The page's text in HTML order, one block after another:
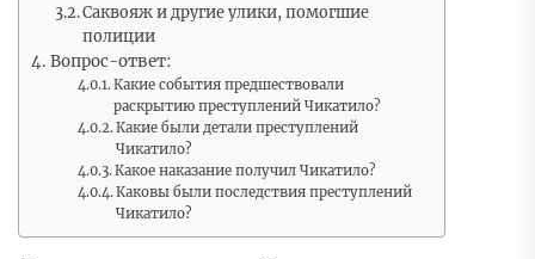
Саквояж и другие улики, помогшие
полиции
Вопрос-ответ:
Какие события предшествовали
раскрытию преступлений Чикатило?
Какие были детали преступлений
Чикатило?
Какое наказание получил Чикатило?
Каковы были последствия преступлений
Чикатило?